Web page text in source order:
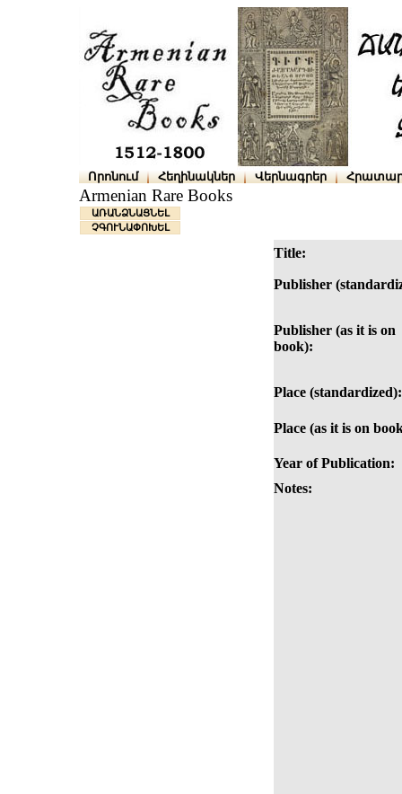
Որոնում Հեղինակներ Վերնագրեր
Armenian Rare Books
ԱՌԱՆՁՆԱՑՆԵԼ
ՉԳՈՒՆԱՓՈԽԵԼ
Title:
Publisher
Publisher (as it is on
book):
Place (standardized):
Place (as it is on
Year of Publication:
Notes: